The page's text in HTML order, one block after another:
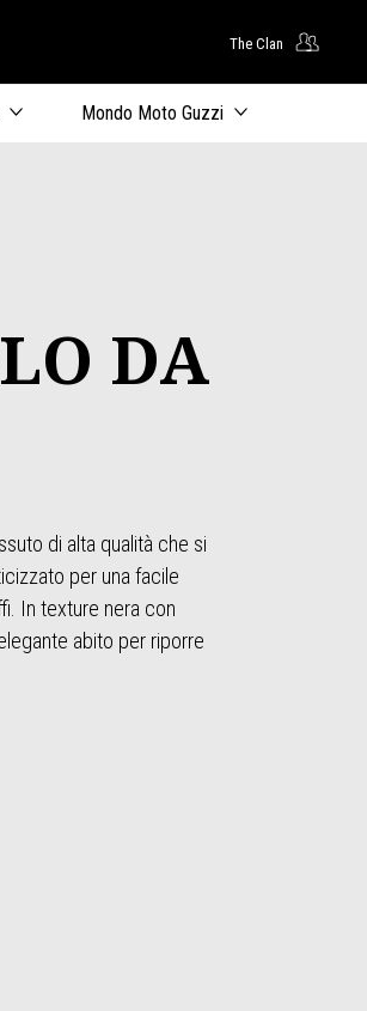
The Clan
Mondo Moto Guzzi
DA
di alta qualità che si
per una facile
In texture nera con
abito per riporre